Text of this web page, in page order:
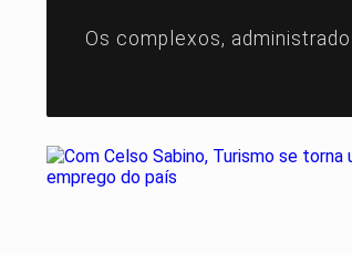
Os complexos,